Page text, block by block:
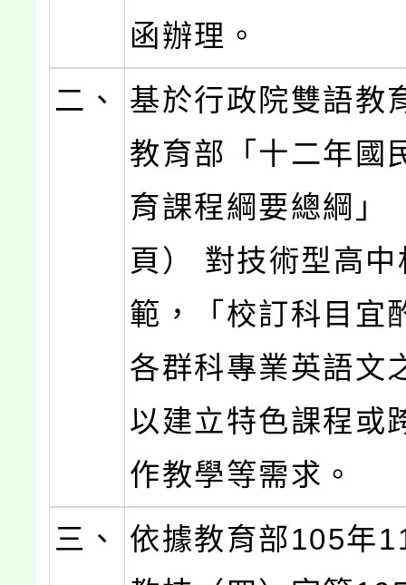
函辦理。
二、
基於行政院雙語教
教育部「十二年國
育課程綱要總綱」
頁） 對技術型高
範，「校訂科目宜
各群科專業英語文
以建立特色課程或
作教學等需求。
三、
依據教育部105年